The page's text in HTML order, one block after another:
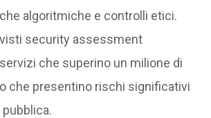
algoritmiche e controlli etici.
security assessment
che superino un milione di
che presentino rischi significativi